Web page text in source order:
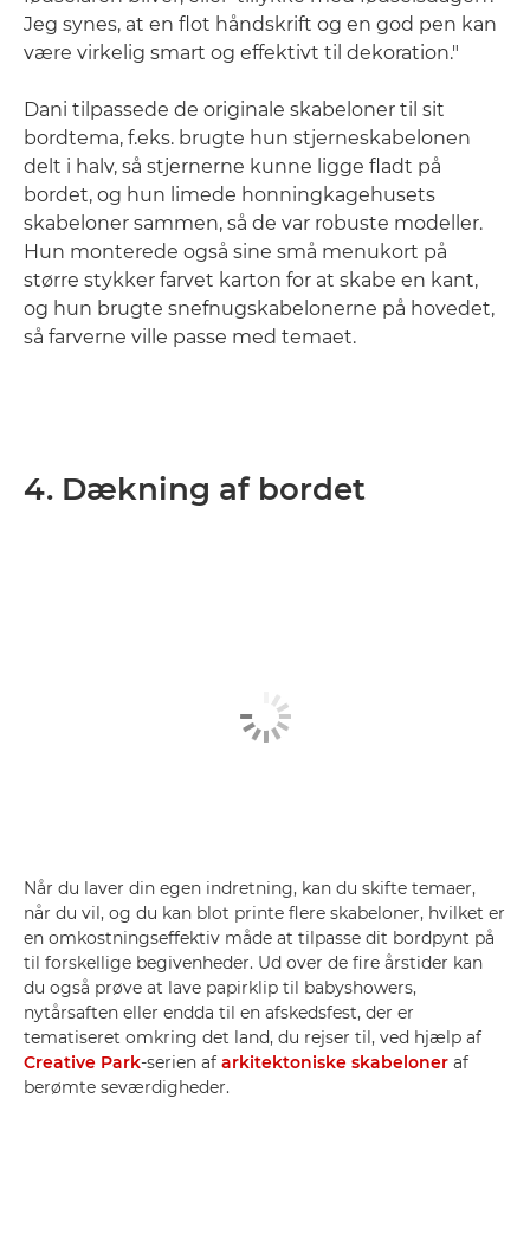
Jeg synes, at en flot håndskrift og en god pen kan
være virkelig smart og effektivt til dekoration."
Dani tilpassede de originale skabeloner til sit
bordtema, f.eks. brugte hun stjerneskabelonen
delt i halv, så stjernerne kunne ligge fladt på
bordet, og hun limede honningkagehusets
skabeloner sammen, så de var robuste modeller.
Hun monterede også sine små menukort på
større stykker farvet karton for at skabe en kant,
og hun brugte snefnugskabelonerne på hovedet,
så farverne ville passe med temaet.
4. Dækning af bordet
Når du laver din egen indretning, kan du skifte temaer,
når du vil, og du kan blot printe flere skabeloner, hvilket er
en omkostningseffektiv måde at tilpasse dit bordpynt på
til forskellige begivenheder. Ud over de fire årstider kan
du også prøve at lave papirklip til babyshowers,
nytårsaften eller endda til en afskedsfest, der er
tematiseret omkring det land, du rejser til, ved hjælp af
Creative Park-serien af arkitektoniske skabeloner af
berømte seværdigheder.